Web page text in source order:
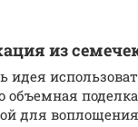
из
идея
объемная
для